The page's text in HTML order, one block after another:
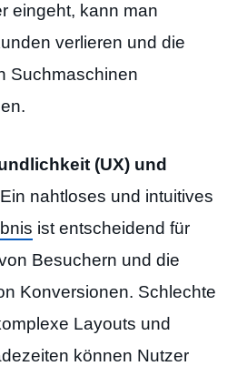
eingeht, kann man
verlieren und die
Suchmaschinen
(UX) und
Ein nahtloses und intuitives
ist entscheidend für
Besuchern und die
Konversionen. Schlechte
Layouts und
können Nutzer